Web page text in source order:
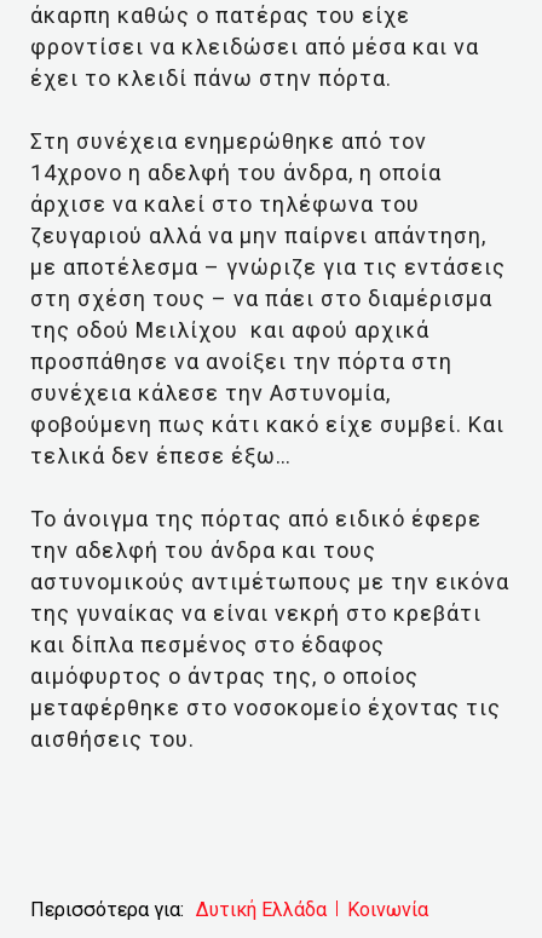
άκαρπη καθώς ο πατέρας του είχε
φροντίσει να κλειδώσει από μέσα και να
έχει το κλειδί πάνω στην πόρτα.
Στη συνέχεια ενημερώθηκε από τον
14χρονο η αδελφή του άνδρα, η οποία
άρχισε να καλεί στο τηλέφωνα του
ζευγαριού αλλά να μην παίρνει απάντηση,
με αποτέλεσμα – γνώριζε για τις εντάσεις
στη σχέση τους – να πάει στο διαμέρισμα
της οδού Μειλίχου και αφού αρχικά
προσπάθησε να ανοίξει την πόρτα στη
συνέχεια κάλεσε την Αστυνομία,
φοβούμενη πως κάτι κακό είχε συμβεί. Και
τελικά δεν έπεσε έξω…
Το άνοιγμα της πόρτας από ειδικό έφερε
την αδελφή του άνδρα και τους
αστυνομικούς αντιμέτωπους με την εικόνα
της γυναίκας να είναι νεκρή στο κρεβάτι
και δίπλα πεσμένος στο έδαφος
αιμόφυρτος ο άντρας της, ο οποίος
μεταφέρθηκε στο νοσοκομείο έχοντας τις
αισθήσεις του.
Περισσότερα για: Δυτική Ελλάδα Κοινωνία